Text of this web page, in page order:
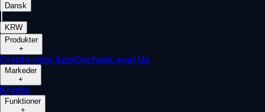
Dansk
KRW
Produkter
+
Crypto.com AppOnchainLevel Up
Markeder
+
Krypto
Funktioner
+